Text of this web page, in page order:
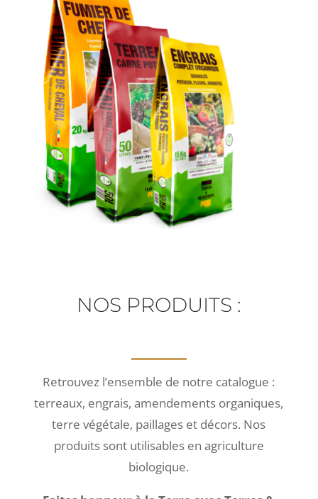
NOS PRODUITS :
Retrouvez l’ensemble de notre catalogue :
terreaux, engrais, amendements organiques,
terre végétale, paillages et décors. Nos
produits sont utilisables en agriculture
biologique.